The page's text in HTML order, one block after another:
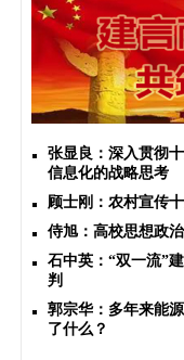
张显良：深入贯彻
信息化的战略思考
顾士刚：农村宣传
侍旭：高校思想政
石中英：“双一流”
判
郭宗华：多年来能
了什么？